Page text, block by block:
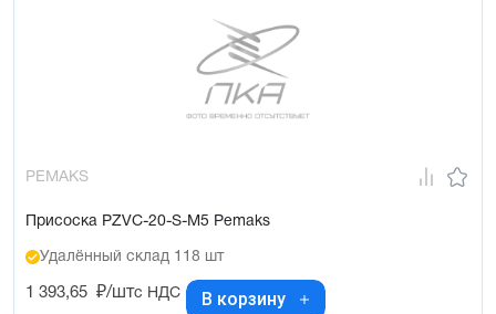
PEMAKS
Присоска PZVC-20-S-M5 Pemaks
Удалённый склад 118 шт
1 393,65 ₽/штс НДС В корзину